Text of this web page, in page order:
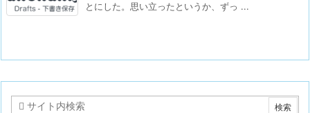
とにした。思い立ったというか、ずっ ...